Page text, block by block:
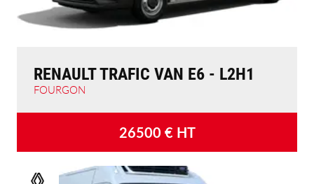
RENAULT TRAFIC VAN E6 - L2H1
FOURGON
26500 € HT